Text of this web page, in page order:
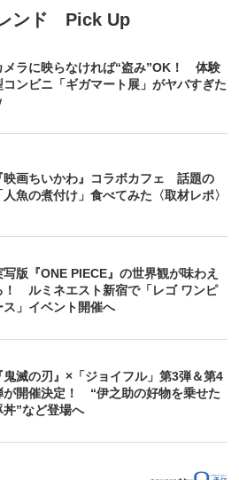
ンド Pick Up
メラに映らなければ“盗み”OK！ 体験
コンビニ「ギガマート展」がヤバすぎた
映画ちいかわ』コラボカフェ 話題の
人魚の煮付け」食べてみた〈取材レポ〉
写版『ONE PIECE』の世界観が味わえ
！ ルミネエスト新宿で「レゴ ワンピ
ス」イベント開催へ
鬼滅の刃』×「ジョイフル」第3弾＆第4
が開催決定！ “伊之助の好物を乗せた
丼”など登場へ